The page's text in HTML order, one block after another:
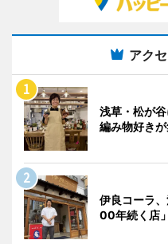
アク
浅草・松が
編み物好き
伊良コーラ
00年続く店